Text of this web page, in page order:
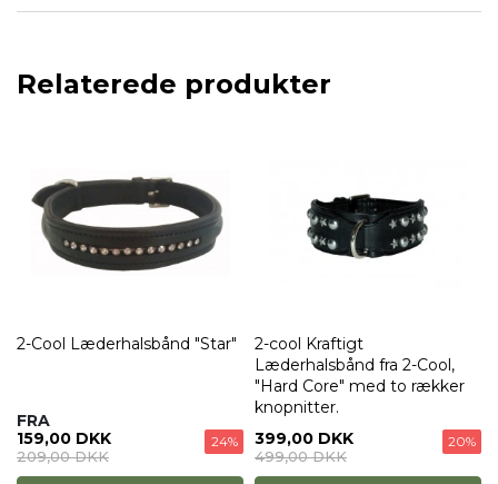
Relaterede produkter
2-Cool Læderhalsbånd "Star"
FRA
159,00 DKK
209,00 DKK
24%
2-cool Kraftigt
Læderhalsbånd fra 2-Cool,
"Hard Core" med to rækker
knopnitter.
399,00 DKK
499,00 DKK
20%